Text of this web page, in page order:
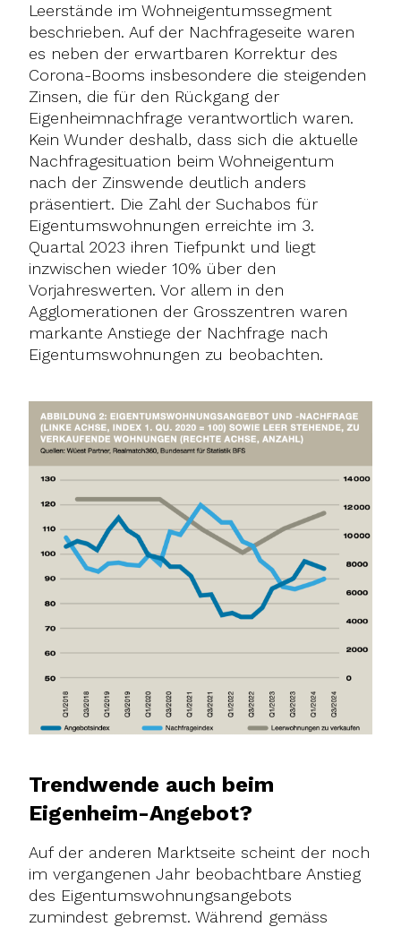
Leerstände im Wohneigentumssegment
beschrieben. Auf der Nachfrageseite waren
es neben der erwartbaren Korrektur des
Corona-Booms insbesondere die steigenden
Zinsen, die für den Rückgang der
Eigenheimnachfrage verantwortlich waren.
Kein Wunder deshalb, dass sich die aktuelle
Nachfragesituation beim Wohneigentum
nach der Zinswende deutlich anders
präsentiert. Die Zahl der Suchabos für
Eigentumswohnungen erreichte im 3.
Quartal 2023 ihren Tiefpunkt und liegt
inzwischen wieder 10% über den
Vorjahreswerten. Vor allem in den
Agglomerationen der Grosszentren waren
markante Anstiege der Nachfrage nach
Eigentumswohnungen zu beobachten.
Trendwende auch beim
Eigenheim-Angebot?
Auf der anderen Marktseite scheint der noch
im vergangenen Jahr beobachtbare Anstieg
des Eigentumswohnungsangebots
zumindest gebremst. Während gemäss